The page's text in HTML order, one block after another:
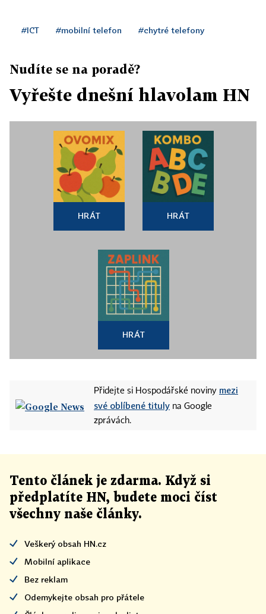
#ICT #mobilní telefon #chytré telefony
Nudíte se na poradě?
Vyřešte dnešní hlavolam HN
HRÁT HRÁT
HRÁT
Přidejte si Hospodářské noviny mezi
své oblíbené tituly na Google
zprávách.
Tento článek je zdarma. Když si
předplatíte HN, budete moci číst
všechny naše články.
Veškerý obsah HN.cz
Mobilní aplikace
Bez reklam
Odemykejte obsah pro přátele